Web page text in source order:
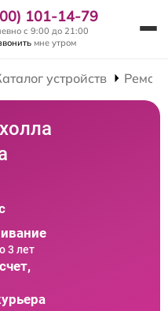
101-14-79
с 9:00 до 21:00
мне утром
устройств
3 лет